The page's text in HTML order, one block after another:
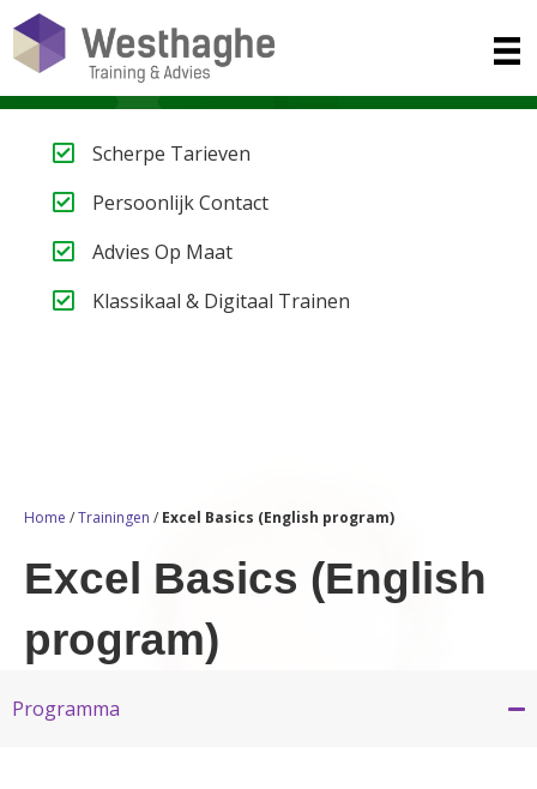
Scherpe Tarieven
Persoonlijk Contact
Advies Op Maat
Klassikaal & Digitaal Trainen
Home /Trainingen / Excel Basics (English program)
Excel Basics (English
program)
Programma